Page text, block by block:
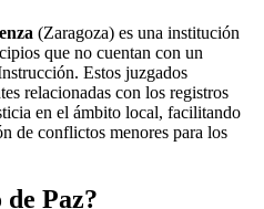
(Zaragoza) es una institución
que no cuentan con un
Estos juzgados
relacionadas con los registros
en el ámbito local, facilitando
de conflictos menores para los
de Paz?